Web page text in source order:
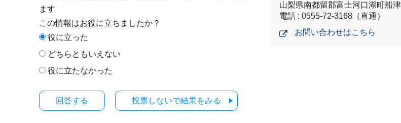
ます
この情報はお役に立ちましたか？
役に立った
どちらともいえない
役に立たなかった
投票しないで結果をみる
山梨県南都留郡富士河口湖町船
電話 : 0555-72-3168（直通）
お問い合わせはこちら